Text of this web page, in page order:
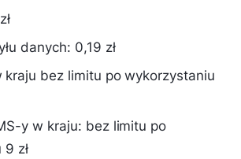
danych: 0,19 zł
kraju bez limitu po wykorzystaniu
y w kraju: bez limitu po
zł